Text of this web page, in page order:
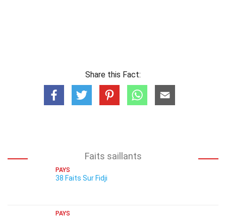
Share this Fact:
Faits saillants
PAYS
38 Faits Sur Fidji
PAYS